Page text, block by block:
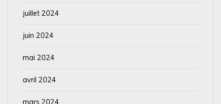
juillet 2024
juin 2024
mai 2024
avril 2024
mars 2024